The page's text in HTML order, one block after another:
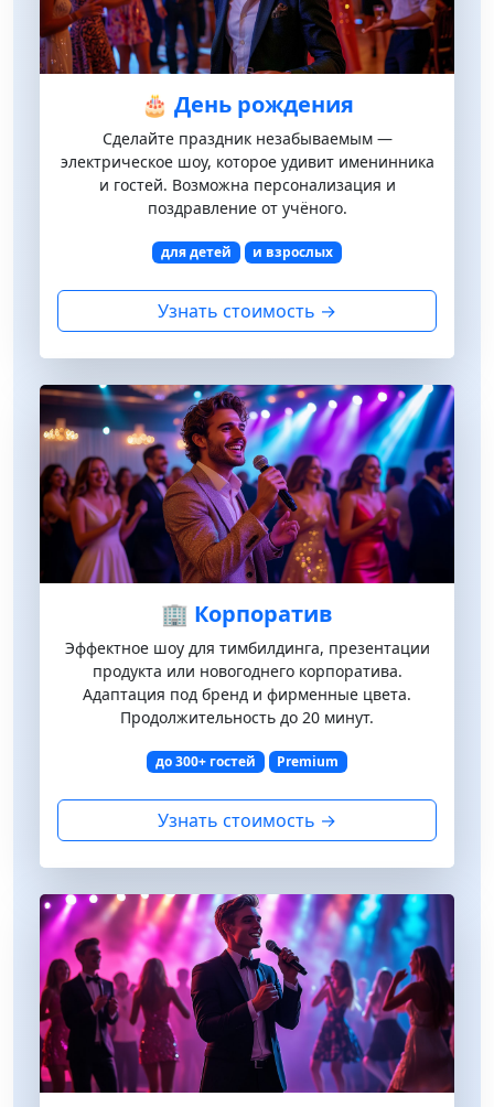
🎂 День рождения
Сделайте праздник незабываемым —
электрическое шоу, которое удивит именинника
и гостей. Возможна персонализация и
поздравление от учёного.
для детей и взрослых
Узнать стоимость →
🏢 Корпоратив
Эффектное шоу для тимбилдинга, презентации
продукта или новогоднего корпоратива.
Адаптация под бренд и фирменные цвета.
Продолжительность до 20 минут.
до 300+ гостей Premium
Узнать стоимость →